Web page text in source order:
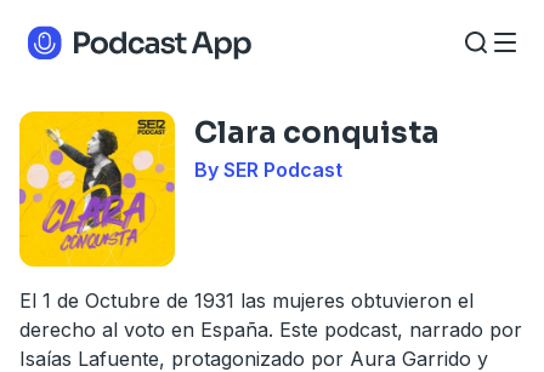
Clara conquista
By SER Podcast
El 1 de Octubre de 1931 las mujeres obtuvieron el
derecho al voto en España. Este podcast, narrado por
Isaías Lafuente, protagonizado por Aura Garrido y